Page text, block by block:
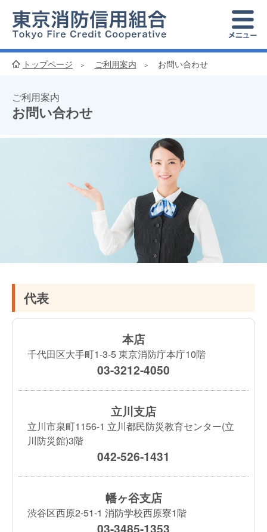
トップページ ご利用案内 お問い合わせ
ご利用案内
お問い合わせ
代表
本店
千代田区大手町1-3-5 東京消防庁本庁10階
03-3212-4050
立川支店
立川市泉町1156-1 立川都民防災教育センター(立
川防災館)3階
042-526-1431
幡ヶ谷支店
渋谷区西原2-51-1 消防学校西原寮1階
03-3485-1353